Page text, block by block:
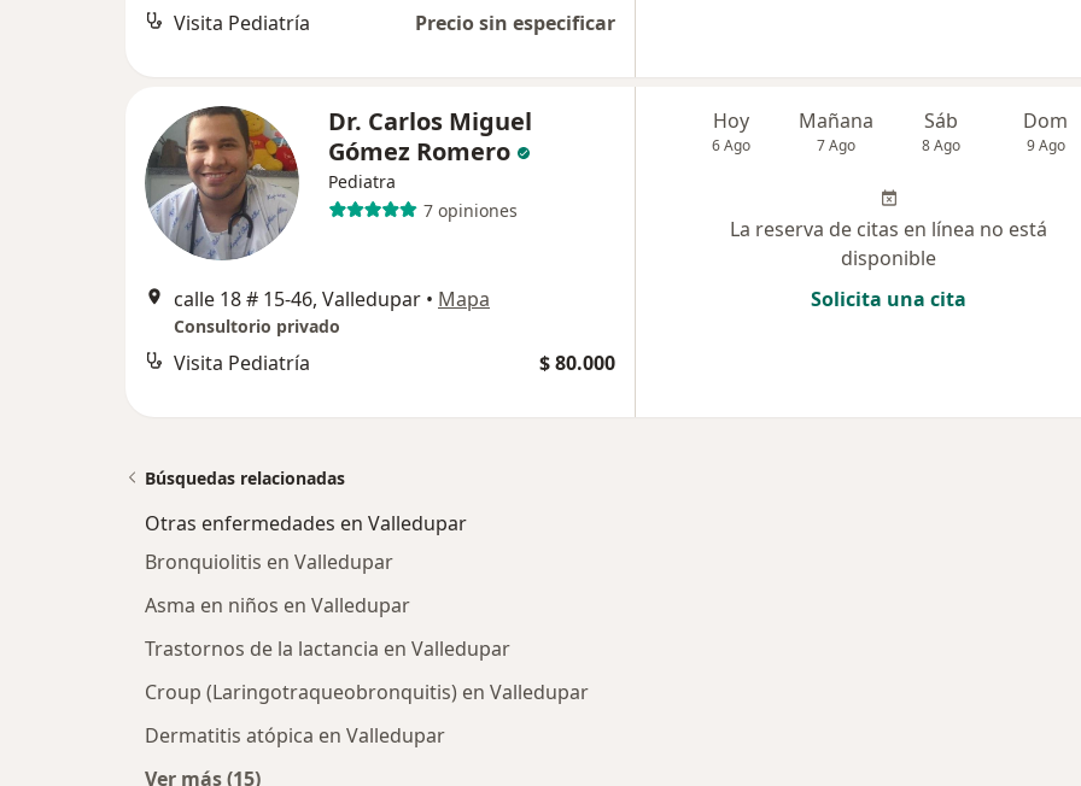
Visita Pediatría Precio sin especificar
Dr. Carlos Miguel
Gómez Romero
Pediatra
7 opiniones
calle 18 # 15-46, Valledupar • Mapa
Consultorio privado
Visita Pediatría $ 80.000
Hoy
6 Ago
Mañana
7 Ago
Sáb
8 Ago
Dom
9 Ago
La reserva de citas en línea no está
disponible
Solicita una cita
Búsquedas relacionadas
Otras enfermedades en Valledupar
Bronquiolitis en Valledupar
Asma en niños en Valledupar
Trastornos de la lactancia en Valledupar
Croup (Laringotraqueobronquitis) en Valledupar
Dermatitis atópica en Valledupar
Ver más (15)